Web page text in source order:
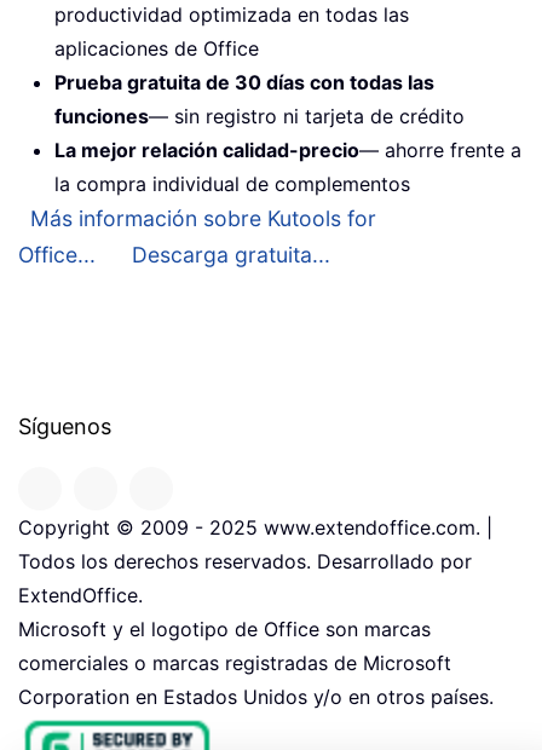
productividad optimizada en todas las
aplicaciones de Office
Prueba gratuita de 30 días con todas las
funciones— sin registro ni tarjeta de crédito
La mejor relación calidad-precio— ahorre frente a
la compra individual de complementos
Más información sobre Kutools for
Office...
Descarga gratuita...
Síguenos
Copyright © 2009 - 2025 www.extendoffice.com. |
Todos los derechos reservados. Desarrollado por
ExtendOffice.
Microsoft y el logotipo de Office son marcas
comerciales o marcas registradas de Microsoft
Corporation en Estados Unidos y/o en otros países.